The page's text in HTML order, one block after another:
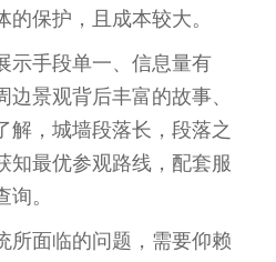
保护，且成本较大。
示手段单一、信息量有
景观背后丰富的故事、
解，城墙段落长，段落之
知最优参观路线，配套服
。
所面临的问题，需要仰赖